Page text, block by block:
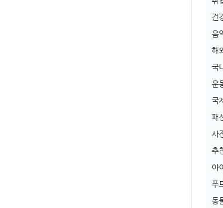
건
음
해
국
운
국
패
사
추
아
푸
동